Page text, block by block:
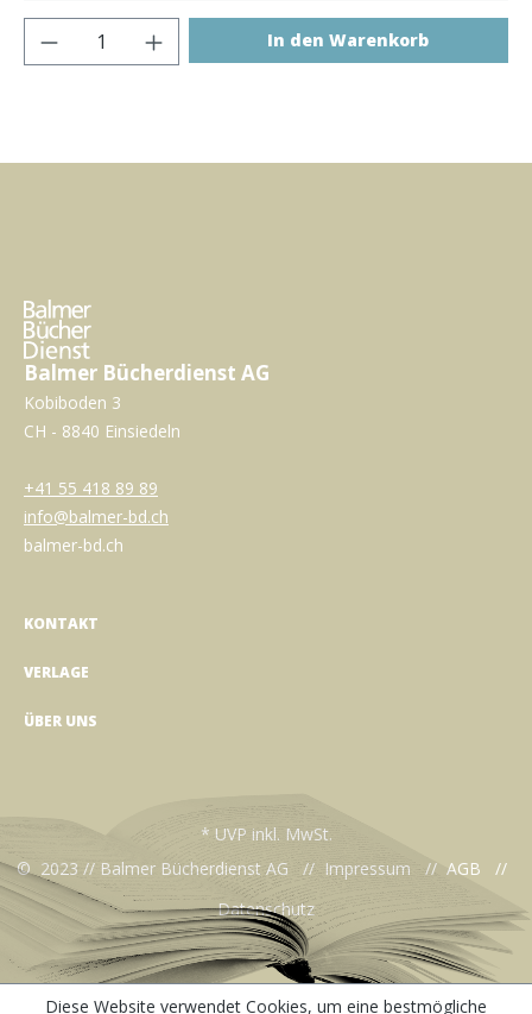
Produkt Anzahl: Gib den gewünschten
In den Warenkorb
Balmer Bücherdienst AG
Kobiboden 3
CH - 8840 Einsiedeln
+41 55 418 89 89
info@balmer-bd.ch
balmer-bd.ch
KONTAKT
VERLAGE
ÜBER UNS
* UVP inkl. MwSt.
© 2023 // Balmer Bücherdienst AG // Impressum // AGB //
Datenschutz
Diese Website verwendet Cookies, um eine bestmögliche